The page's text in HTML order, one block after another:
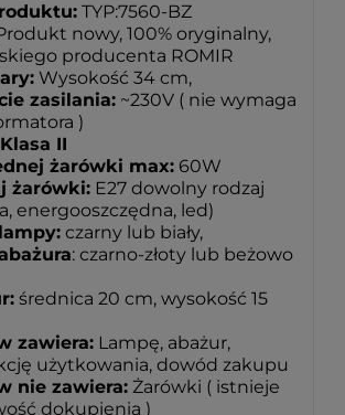
TYP:7560-BZ
nowy, 100% oryginalny,
producenta ROMIR
Wysokość 34 cm,
zasilania: ~230V ( nie wymaga
)
II
żarówki max: 60W
żarówki: E27 dowolny rodzaj
energooszczędna, led)
czarny lub biały,
: czarno-złoty lub beżowo
średnica 20 cm, wysokość 15
zawiera: Lampę, abażur,
użytkowania, dowód zakupu
nie zawiera: Żarówki ( istnieje
dokupienia )